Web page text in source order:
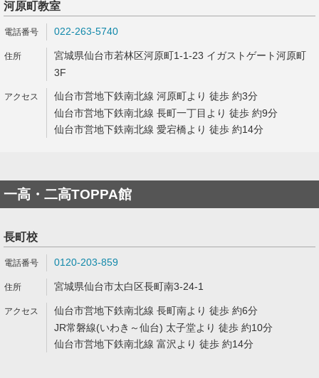
河原町教室
022-263-5740
宮城県仙台市若林区河原町1-1-23 イガストゲート河原町
3F
仙台市営地下鉄南北線 河原町より 徒歩 約3分
仙台市営地下鉄南北線 長町一丁目より 徒歩 約9分
仙台市営地下鉄南北線 愛宕橋より 徒歩 約14分
一高・二高TOPPA館
長町校
0120-203-859
宮城県仙台市太白区長町南3-24-1
仙台市営地下鉄南北線 長町南より 徒歩 約6分
JR常磐線(いわき～仙台) 太子堂より 徒歩 約10分
仙台市営地下鉄南北線 富沢より 徒歩 約14分